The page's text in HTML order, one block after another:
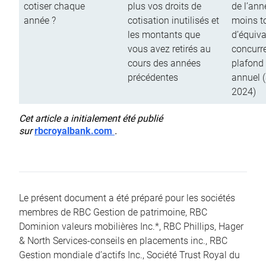
cotiser chaque
année ?
plus vos droits de
cotisation inutilisés et
les montants que
vous avez retirés au
cours des années
précédentes
de
moins
annuel
2024)
Cet article a initialement été publié
surrbcroyalbank.com .
Le présent document a été préparé pour les sociétés
membres de RBC Gestion de patrimoine, RBC
Dominion valeurs mobilières Inc.*, RBC Phillips, Hager
& North Services-conseils en placements inc., RBC
Gestion mondiale d’actifs Inc., Société Trust Royal du